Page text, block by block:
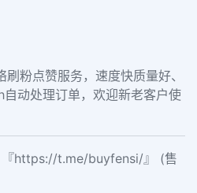
粉点赞服务，速度快质量好、
动处理订单，欢迎新老客户使
『https://t.me/buyfensi/』 (售